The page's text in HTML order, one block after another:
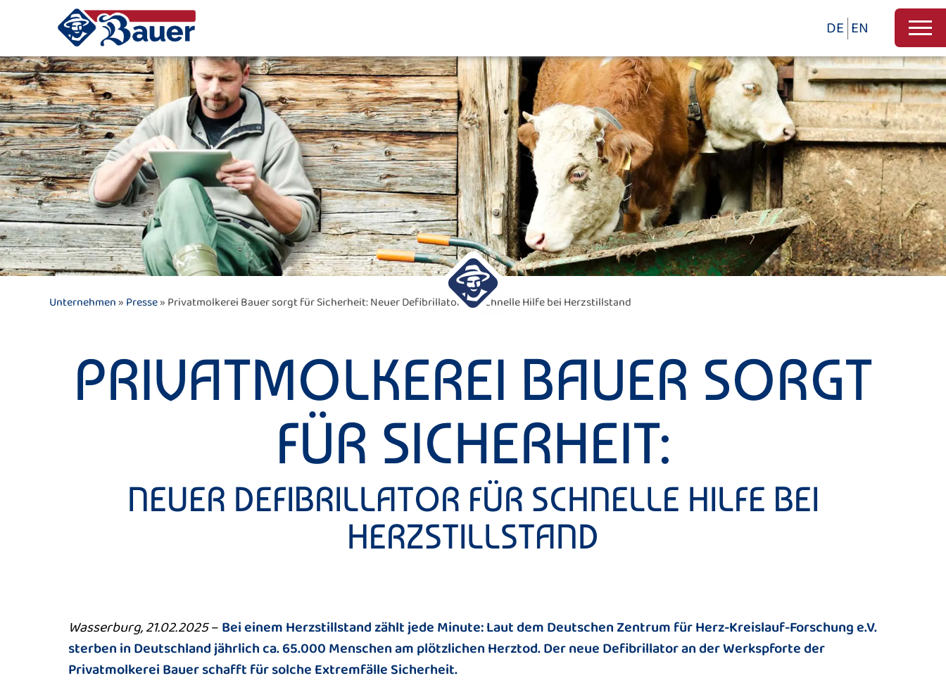
DE EN
Unternehmen»Presse» Privatmolkerei Bauer sorgt für Sicherheit: Neuer Defibrillator für schnelle Hilfe bei Herzstillstand
PRIVATMOLKEREI BAUER SORGT
FÜR SICHERHEIT:
NEUER DEFIBRILLATOR FÜR SCHNELLE HILFE BEI
HERZSTILLSTAND
Wasserburg, 21.02.2025–Bei einem Herzstillstand zählt jede Minute: Laut dem Deutschen Zentrum für Herz-Kreislauf-Forschung e.V.
sterben in Deutschland jährlich ca. 65.000 Menschen am plötzlichen Herztod. Der neue Defibrillator an der Werkspforte der
Privatmolkerei Bauer schafft für solche Extremfälle Sicherheit.